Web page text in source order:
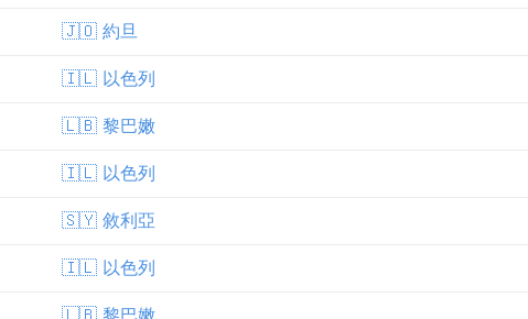
🇯🇴 約旦
🇮🇱 以色列
🇱🇧 黎巴嫩
🇮🇱 以色列
🇸🇾 敘利亞
🇮🇱 以色列
🇱🇧 黎巴嫩